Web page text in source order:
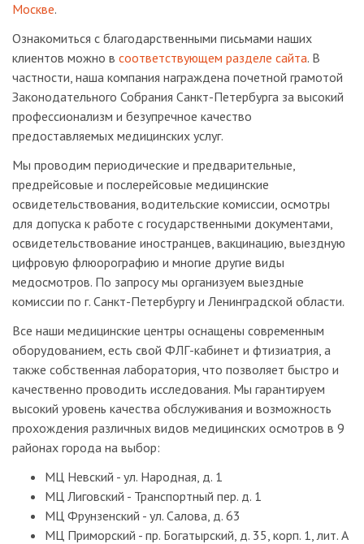
Москве.
Ознакомиться с благодарственными письмами наших
клиентов можно в соответствующем разделе сайта. В
частности, наша компания награждена почетной грамотой
Законодательного Собрания Санкт-Петербурга за высокий
профессионализм и безупречное качество
предоставляемых медицинских услуг.
Мы проводим периодические и предварительные,
предрейсовые и послерейсовые медицинские
освидетельствования, водительские комиссии, осмотры
для допуска к работе с государственными документами,
освидетельствование иностранцев, вакцинацию, выездную
цифровую флюорографию и многие другие виды
медосмотров. По запросу мы организуем выездные
комиссии по г. Санкт-Петербургу и Ленинградской области.
Все наши медицинские центры оснащены современным
оборудованием, есть свой ФЛГ-кабинет и фтизиатрия, а
также собственная лаборатория, что позволяет быстро и
качественно проводить исследования. Мы гарантируем
высокий уровень качества обслуживания и возможность
прохождения различных видов медицинских осмотров в 9
районах города на выбор:
МЦ Невский - ул. Народная, д. 1
МЦ Лиговский - Транспортный пер. д. 1
МЦ Фрунзенский - ул. Салова, д. 63
МЦ Приморский - пр. Богатырский, д. 35, корп. 1, лит. А